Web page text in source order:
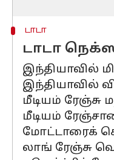
டாடா
டாடா
இந்தியாவில்
இந்தியாவில்
மீடியம்
மீடியம்
மோட்டாரைக்
லாங் ரேஞ்சு